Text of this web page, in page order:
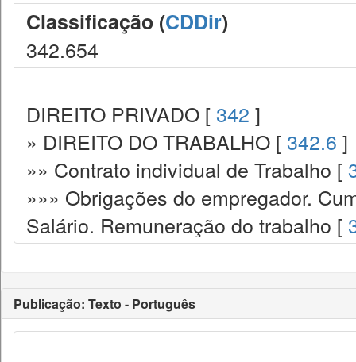
Classificação (CDDir)
342.654
DIREITO PRIVADO [ 342 ]
» DIREITO DO TRABALHO [ 342.6 ]
»» Contrato individual de Trabalho [
»»» Obrigações do empregador.
Salário. Remuneração do trabalho [
Publicação: Texto - Português